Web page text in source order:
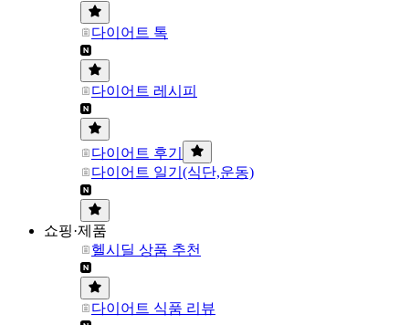
다이어트 톡
다이어트 레시피
다이어트 후기
다이어트 일기(식단,운동)
쇼핑·제품
헬시딜 상품 추천
다이어트 식품 리뷰